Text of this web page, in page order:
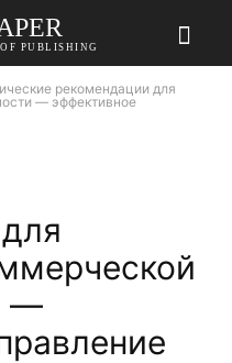
PUBLISHING
рекомендации для
— эффективное
—